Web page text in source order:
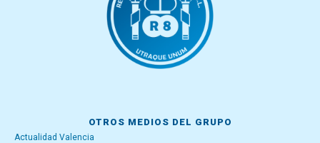
OTROS MEDIOS DEL GRUPO
Actualidad Valencia